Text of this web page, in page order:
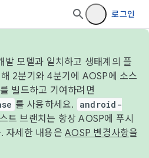
로그인
모델과 일치하고 생태계의 플
2분기와 4분기에 AOSP에 소스
빌드하고 기여하려면
를 사용하세요.
android-
트 브랜치는 항상 AOSP에 푸시
자세한 내용은 AOSP 변경사항을